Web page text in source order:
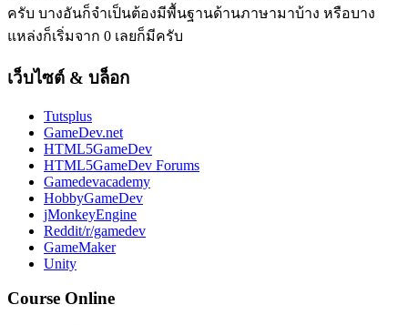
ครับ บางอันก็จำเป็นต้องมีพื้นฐานด้านภาษามาบ้าง หรือบาง
แหล่งก็เริ่มจาก 0 เลยก็มีครับ
เว็บไซต์ & บล็อก
Tutsplus
GameDev.net
HTML5GameDev
HTML5GameDev Forums
Gamedevacademy
HobbyGameDev
jMonkeyEngine
Reddit/r/gamedev
GameMaker
Unity
Course Online